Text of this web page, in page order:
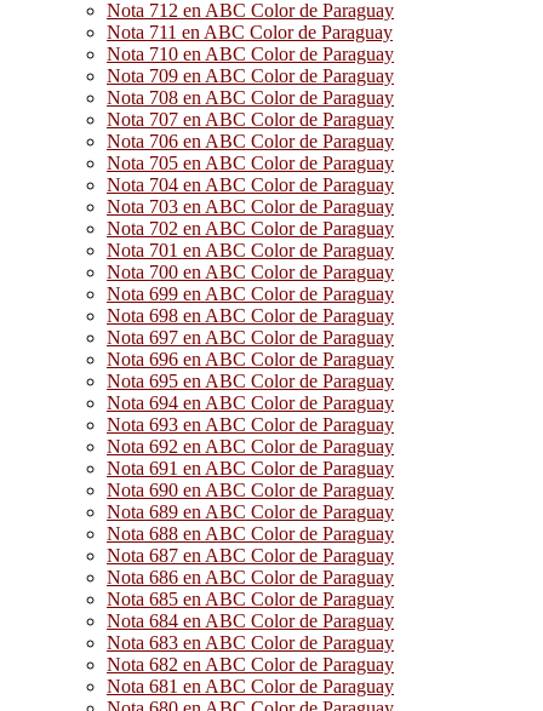
Nota 712 en ABC Color de Paraguay
Nota 711 en ABC Color de Paraguay
Nota 710 en ABC Color de Paraguay
Nota 709 en ABC Color de Paraguay
Nota 708 en ABC Color de Paraguay
Nota 707 en ABC Color de Paraguay
Nota 706 en ABC Color de Paraguay
Nota 705 en ABC Color de Paraguay
Nota 704 en ABC Color de Paraguay
Nota 703 en ABC Color de Paraguay
Nota 702 en ABC Color de Paraguay
Nota 701 en ABC Color de Paraguay
Nota 700 en ABC Color de Paraguay
Nota 699 en ABC Color de Paraguay
Nota 698 en ABC Color de Paraguay
Nota 697 en ABC Color de Paraguay
Nota 696 en ABC Color de Paraguay
Nota 695 en ABC Color de Paraguay
Nota 694 en ABC Color de Paraguay
Nota 693 en ABC Color de Paraguay
Nota 692 en ABC Color de Paraguay
Nota 691 en ABC Color de Paraguay
Nota 690 en ABC Color de Paraguay
Nota 689 en ABC Color de Paraguay
Nota 688 en ABC Color de Paraguay
Nota 687 en ABC Color de Paraguay
Nota 686 en ABC Color de Paraguay
Nota 685 en ABC Color de Paraguay
Nota 684 en ABC Color de Paraguay
Nota 683 en ABC Color de Paraguay
Nota 682 en ABC Color de Paraguay
Nota 681 en ABC Color de Paraguay